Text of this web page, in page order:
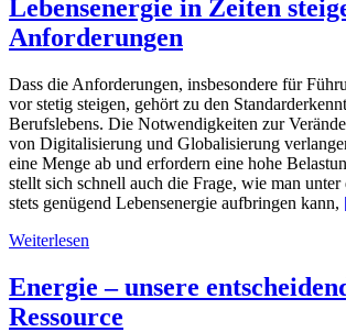
Lebensenergie in Zeiten
Anforderungen
Dass die Anforderungen, insbesondere für
vor stetig steigen, gehört zu den
Berufslebens. Die Notwendigkeiten zur
von Digitalisierung und Globalisierung
eine Menge ab und erfordern eine hohe
stellt sich schnell auch die Frage, wie man unter
stets genügend Lebensenergie aufbringen kann,
Weiterlesen
Energie – unsere
Ressource